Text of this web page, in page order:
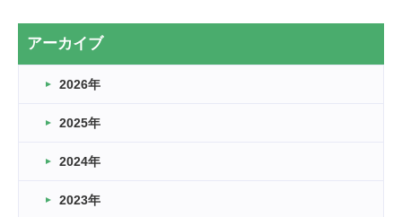
2026.03.20
なぎなた
2026.03.16
車いすバスケとRくんのお話
卒業・卒園の季節★
アーカイブ
2026年
2025年
2024年
2023年